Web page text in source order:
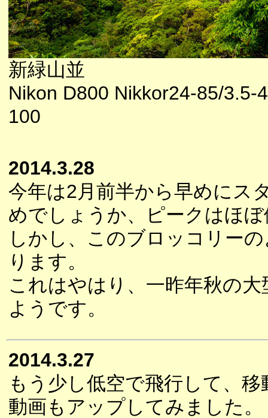
新緑山並
Nikon D800 Nikkor24-85/3.5-
100
2014.3.28
今年は2月前半から早めにス
めでしょうか、ピークはほ
しかし、このブロッコリー
ります。
これはやはり、一昨年秋の
ようです。
2014.3.27
もう少し低空で飛行して、
動画もアップしてみました。